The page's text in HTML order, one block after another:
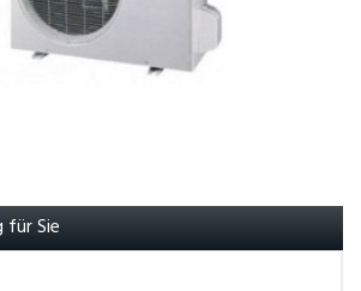
für Sie